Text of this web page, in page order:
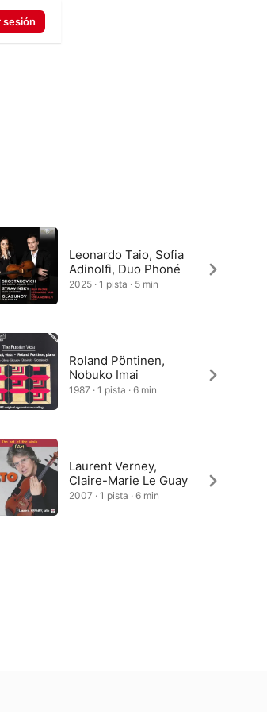
sesión
Leonardo Taio, Sofia
Adinolfi, Duo Phoné
2025 · 1 pista · 5 min
Roland Pöntinen,
Nobuko Imai
1987 · 1 pista · 6 min
Laurent Verney,
Claire-Marie Le Guay
2007 · 1 pista · 6 min